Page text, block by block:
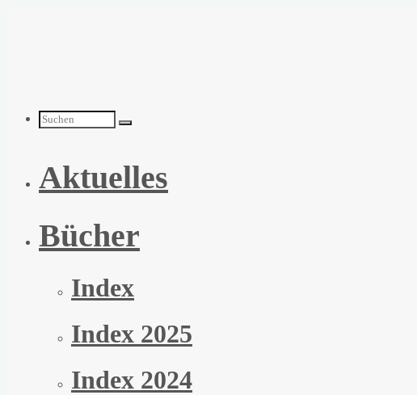
Suchen
nach:
Aktuelles
Bücher
Index
Index 2025
Index 2024